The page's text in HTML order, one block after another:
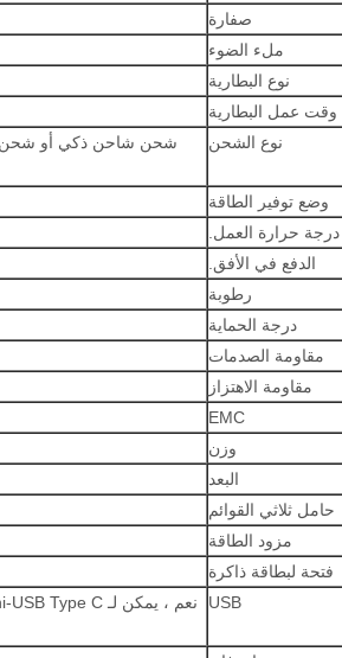
صفارة
ملء الضوء
نوع البطارية
وقت عمل البطارية
نوع الشحن
شحن شاحن ذكي أو شحن
وضع توفير الطاقة
درجة حرارة العمل.
الدفع في الأفق.
رطوبة
درجة الحماية
مقاومة الصدمات
مقاومة الاهتزاز
EMC
وزن
البعد
حامل ثلاثي القوائم
مزود الطاقة
فتحة لبطاقة ذاكرة
USB